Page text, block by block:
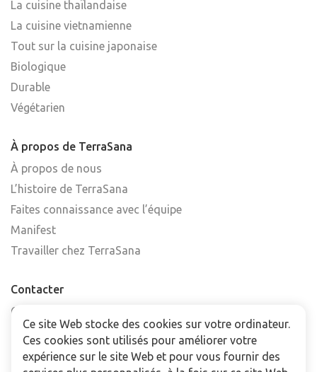
La cuisine thaïlandaise
La cuisine vietnamienne
Tout sur la cuisine japonaise
Biologique
Durable
Végétarien
À propos de TerraSana
À propos de nous
L’histoire de TerraSana
Faites connaissance avec l’équipe
Manifest
Travailler chez TerraSana
Contacter
Contactez-nous
Trouver un point de vente
FAQ
Ce site Web stocke des cookies sur votre ordinateur.
Ces cookies sont utilisés pour améliorer votre
expérience sur le site Web et pour vous fournir des